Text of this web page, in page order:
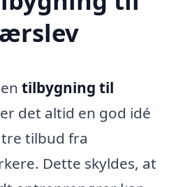
tilbygning til
det altid en god idé
tilbud fra
Dette skyldes, at